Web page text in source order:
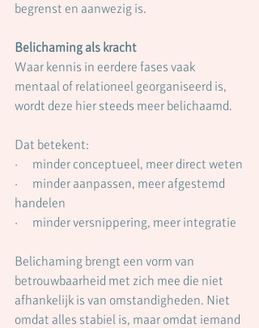
begrenst en aanwezig is.
Belichaming als kracht
Waar kennis in eerdere fases vaak
mentaal of relationeel georganiseerd is,
wordt deze hier steeds meer belichaamd.
Dat betekent:
·      minder conceptueel, meer direct weten
·      minder aanpassen, meer afgestemd
handelen
·      minder versnippering, meer integratie
Belichaming brengt een vorm van
betrouwbaarheid met zich mee die niet
afhankelijk is van omstandigheden. Niet
omdat alles stabiel is, maar omdat iemand